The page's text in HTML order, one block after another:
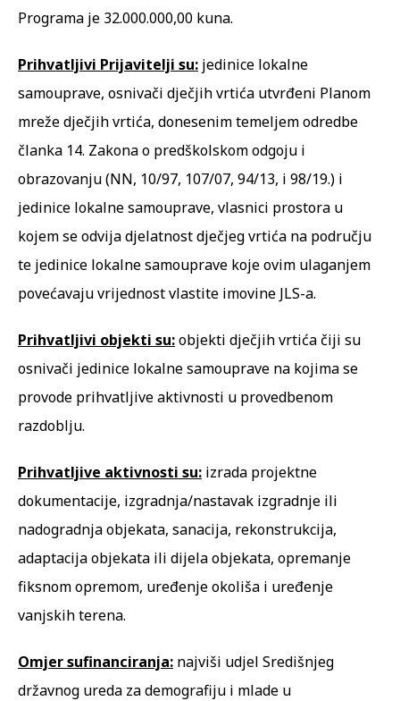
Programa je 32.000.000,00 kuna.
Prihvatljivi Prijavitelji su: jedinice lokalne
samouprave, osnivači dječjih vrtića utvrđeni Planom
mreže dječjih vrtića, donesenim temeljem odredbe
članka 14. Zakona o predškolskom odgoju i
obrazovanju (NN, 10/97, 107/07, 94/13, i 98/19.) i
jedinice lokalne samouprave, vlasnici prostora u
kojem se odvija djelatnost dječjeg vrtića na području
te jedinice lokalne samouprave koje ovim ulaganjem
povećavaju vrijednost vlastite imovine JLS-a.
Prihvatljivi objekti su:objekti dječjih vrtića čiji su
osnivači jedinice lokalne samouprave na kojima se
provode prihvatljive aktivnosti u provedbenom
razdoblju.
Prihvatljive aktivnosti su: izrada projektne
dokumentacije, izgradnja/nastavak izgradnje ili
nadogradnja objekata, sanacija, rekonstrukcija,
adaptacija objekata ili dijela objekata, opremanje
fiksnom opremom, uređenje okoliša i uređenje
vanjskih terena.
Omjer sufinanciranja: najviši udjel Središnjeg
državnog ureda za demografiju i mlade u